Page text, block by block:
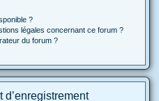
?
légales concernant ce forum ?
du forum ?
d’enregistrement